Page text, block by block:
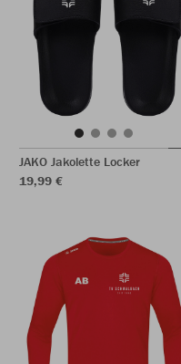
JAKO Jakolette Locker
19,99 €